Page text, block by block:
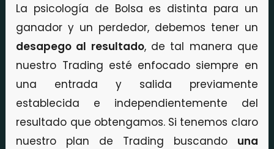
La psicología de Bolsa es distinta para un
ganador y un perdedor, debemos tener un
desapego al resultado, de tal manera que
nuestro Trading esté enfocado siempre en
una entrada y salida previamente
establecida e independientemente del
resultado que obtengamos. Si tenemos claro
nuestro plan de Trading buscando una